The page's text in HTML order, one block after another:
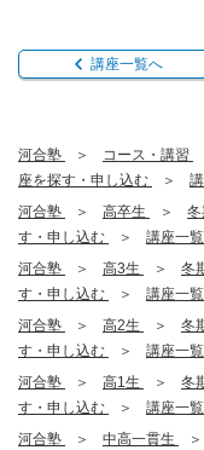
講座一覧へ
河合塾 コース・講習
座を探す・申し込む
河合塾
高卒生 冬
す・申し込む
講座一覧
河合塾
高3生 冬
す・申し込む
講座一覧
河合塾
高2生 冬
す・申し込む
講座一覧
河合塾
高1生 冬
す・申し込む
講座一覧
河合塾
中高一貫生